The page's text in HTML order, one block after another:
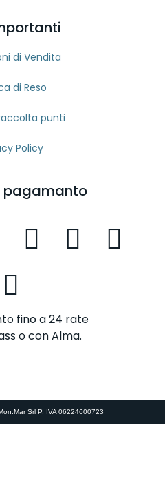
di Vendita
di Reso
punti
Policy
pagamanto
fino a 24 rate
o con Alma.
Srl P. IVA 06224600723